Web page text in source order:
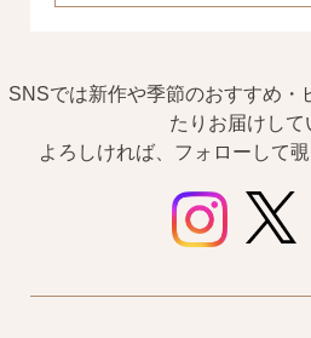
SNSでは新作や季節のおすすめ・
たりお届けして
よろしければ、フォローして